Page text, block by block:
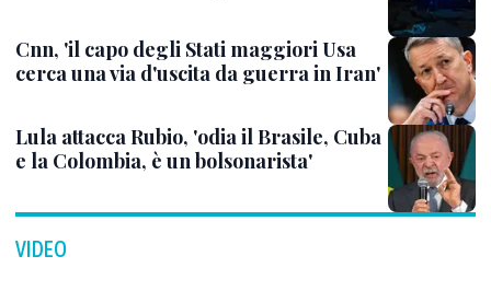
Cnn, 'il capo degli Stati maggiori Usa
cerca una via d'uscita da guerra in Iran'
Lula attacca Rubio, 'odia il Brasile, Cuba
e la Colombia, è un bolsonarista'
VIDEO